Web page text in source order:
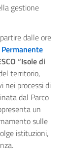
gestione
dalle ore
“Isole di
territorio,
nei processi di
dal Parco
un
sulle
istituzioni,